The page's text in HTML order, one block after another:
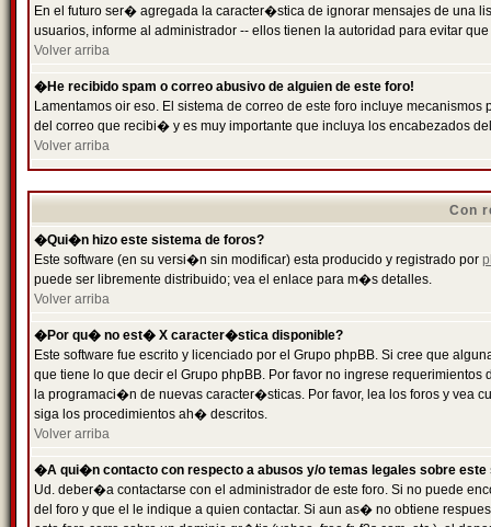
En el futuro ser� agregada la caracter�stica de ignorar mensajes de una
usuarios, informe al administrador -- ellos tienen la autoridad para evitar
Volver arriba
�He recibido spam o correo abusivo de alguien de este foro!
Lamentamos oir eso. El sistema de correo de este foro incluye
del correo que recibi� y es muy importante que incluya los encabezados
Volver arriba
Con
�Qui�n hizo este sistema de foros?
Este software (en su versi�n sin modificar) esta producido y registrado por
puede ser libremente distribuido; vea el enlace para m�s detalles.
Volver arriba
�Por qu� no est� X caracter�stica disponible?
Este software fue escrito y licenciado por el Grupo phpBB. Si cree que
que tiene lo que decir el Grupo phpBB. Por favor no ingrese
la programaci�n de nuevas caracter�sticas. Por favor, lea los foros y vea
siga los procedimientos ah� descritos.
Volver arriba
�A qui�n contacto con respecto a abusos y/o temas legales sobre este
Ud. deber�a contactarse con el administrador de este foro. Si no puede
del foro y que el le indique a quien contactar. Si aun as� no obtiene